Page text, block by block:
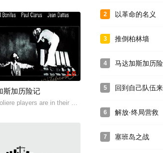
一个小车站上被反
了柏林墙，被分成了东德西德，柏林墙从而阻隔东西柏
1.0
斯加历险记
players are in their dressing room
2 以革命的名义
3 推倒柏林墙
4 马达加斯加历
5 回到自己队伍来
6 解放·终局营救
7 塞班岛之战